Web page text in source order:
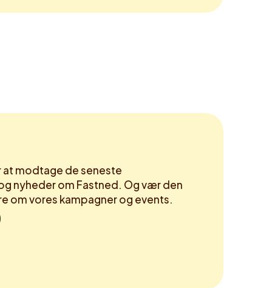
modtage de seneste
nyheder om Fastned. Og vær den
om vores kampagner og events.